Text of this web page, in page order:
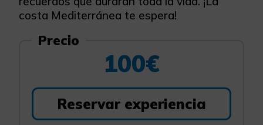
costa Mediterránea te espera!
Precio
100€
Reservar experiencia